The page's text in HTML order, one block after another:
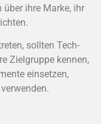
ihre Marke, ihr
sollten Tech-
Zielgruppe kennen,
einsetzen,